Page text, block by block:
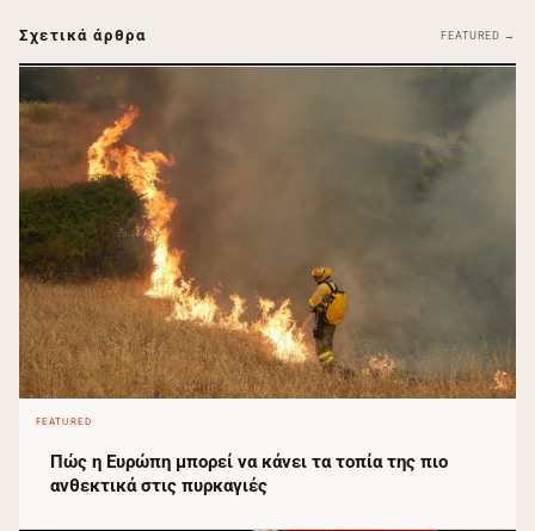
Σχετικά άρθρα FEATURED →
FEATURED
Πώς η Ευρώπη μπορεί να κάνει τα τοπία της πιο
ανθεκτικά στις πυρκαγιές